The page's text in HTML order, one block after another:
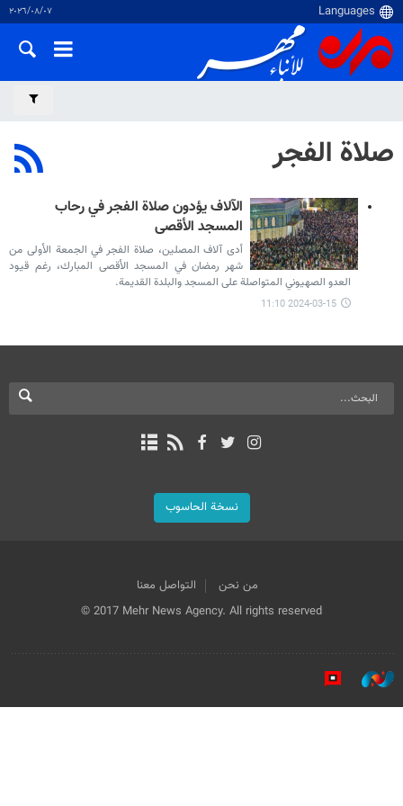
٠٧‏/٠٨‏/٢٠٢٦
صلاة الفجر
الآلاف يؤدون صلاة الفجر في رحاب
المسجد الأقصى
أدى آلاف المصلين، صلاة الفجر في الجمعة الأولى من
شهر رمضان في المسجد الأقصى المبارك، رغم قيود
العدو الصهيوني المتواصلة على المسجد والبلدة القديمة.
2024-03-15 11:10
نسخة الحاسوب
من نحن
التواصل معنا
© 2017 Mehr News Agency. All rights reserved